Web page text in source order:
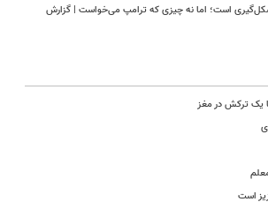
است؛ اما نه چیزی که ترامپ می‌خواست | گزارش
یک ترکش در مغز
است